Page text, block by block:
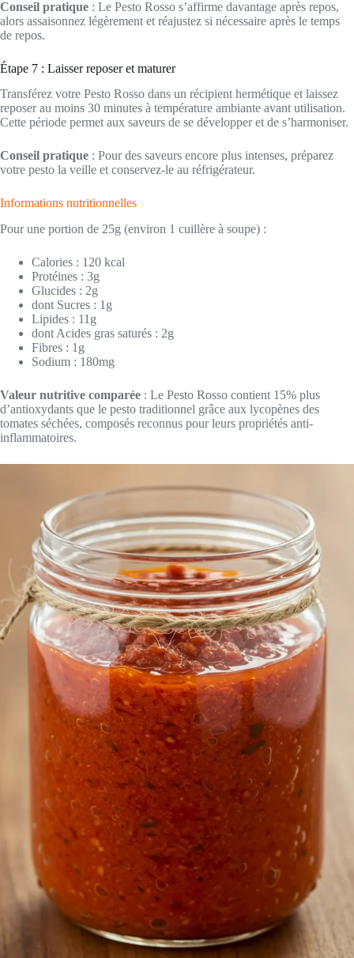
Conseil pratique : Le Pesto Rosso s’affirme davantage après repos,
alors assaisonnez légèrement et réajustez si nécessaire après le temps
de repos.
Étape 7 : Laisser reposer et maturer
Transférez votre Pesto Rosso dans un récipient hermétique et laissez
reposer au moins 30 minutes à température ambiante avant utilisation.
Cette période permet aux saveurs de se développer et de s’harmoniser.
Conseil pratique : Pour des saveurs encore plus intenses, préparez
votre pesto la veille et conservez-le au réfrigérateur.
Informations nutritionnelles
Pour une portion de 25g (environ 1 cuillère à soupe) :
Calories : 120 kcal
Protéines : 3g
Glucides : 2g
dont Sucres : 1g
Lipides : 11g
dont Acides gras saturés : 2g
Fibres : 1g
Sodium : 180mg
Valeur nutritive comparée : Le Pesto Rosso contient 15% plus
d’antioxydants que le pesto traditionnel grâce aux lycopènes des
tomates séchées, composés reconnus pour leurs propriétés anti-
inflammatoires.